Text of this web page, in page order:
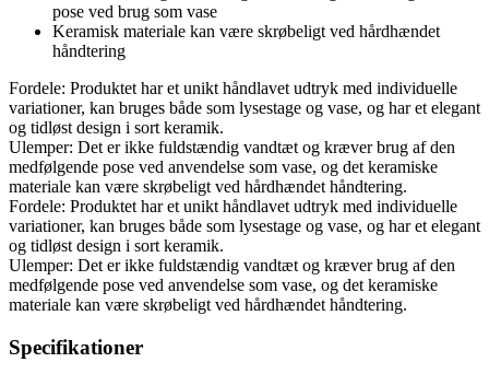
pose ved brug som vase
Keramisk materiale kan være skrøbeligt ved hårdhændet
håndtering
Fordele: Produktet har et unikt håndlavet udtryk med individuelle
variationer, kan bruges både som lysestage og vase, og har et elegant
og tidløst design i sort keramik.
Ulemper: Det er ikke fuldstændig vandtæt og kræver brug af den
medfølgende pose ved anvendelse som vase, og det keramiske
materiale kan være skrøbeligt ved hårdhændet håndtering.
Fordele: Produktet har et unikt håndlavet udtryk med individuelle
variationer, kan bruges både som lysestage og vase, og har et elegant
og tidløst design i sort keramik.
Ulemper: Det er ikke fuldstændig vandtæt og kræver brug af den
medfølgende pose ved anvendelse som vase, og det keramiske
materiale kan være skrøbeligt ved hårdhændet håndtering.
Specifikationer